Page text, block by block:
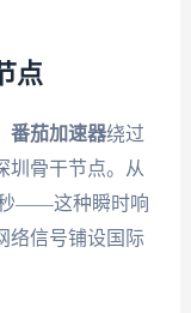
点
番茄加速器绕过
圳骨干节点。从
秒——这种瞬时响
络信号铺设国际